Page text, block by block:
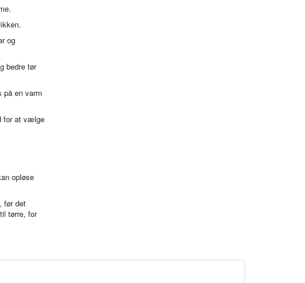
og
bedre tør
på en varm
for at vælge
opløse
før det
tørre, for